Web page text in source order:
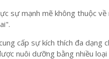
sự mạnh mẽ không thuộc
cấp sự kích thích đa dạng
nuôi dưỡng bằng nhiều